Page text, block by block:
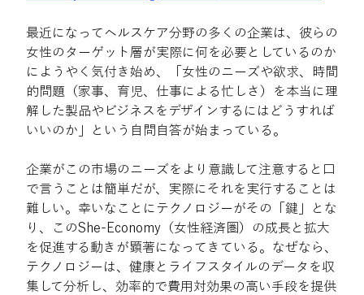
最近になってヘルスケア分野の多くの企業は、彼らの
女性のターゲット層が実際に何を必要としているのか
にようやく気付き始め、「女性のニーズや欲求、時間
的問題（家事、育児、仕事による忙しさ）を本当に理
解した製品やビジネスをデザインするにはどうすれば
いいのか」という自問自答が始まっている。
企業がこの市場のニーズをより意識して注意すると口
で言うことは簡単だが、実際にそれを実行することは
難しい。幸いなことにテクノロジーがその「鍵」とな
り、このShe-Economy（女性経済圏）の成長と拡大
を促進する動きが顕著になってきている。なぜなら、
テクノロジーは、健康とライフスタイルのデータを収
集して分析し、効率的で費用対効果の高い手段を提供